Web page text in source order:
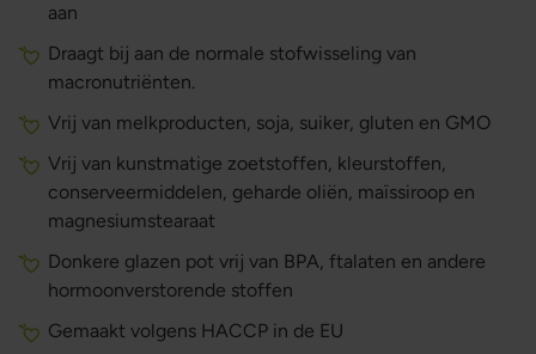
aan
Draagt bij aan de normale stofwisseling van
macronutriënten.
Vrij van melkproducten, soja, suiker, gluten en GMO
Vrij van kunstmatige zoetstoffen, kleurstoffen,
conserveermiddelen, geharde oliën, maïssiroop en
magnesiumstearaat
Donkere glazen pot vrij van BPA, ftalaten en andere
hormoonverstorende stoffen
Gemaakt volgens HACCP in de EU